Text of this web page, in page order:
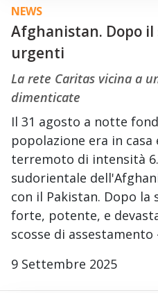
NEWS
Afghanistan. Dopo
urgenti
La rete Caritas vicina a
dimenticate
Il 31 agosto a notte
popolazione era in
terremoto di intensità
sudorientale
con il Pakistan. Dopo la
forte, potente, e
scosse di
9 Settembre 2025